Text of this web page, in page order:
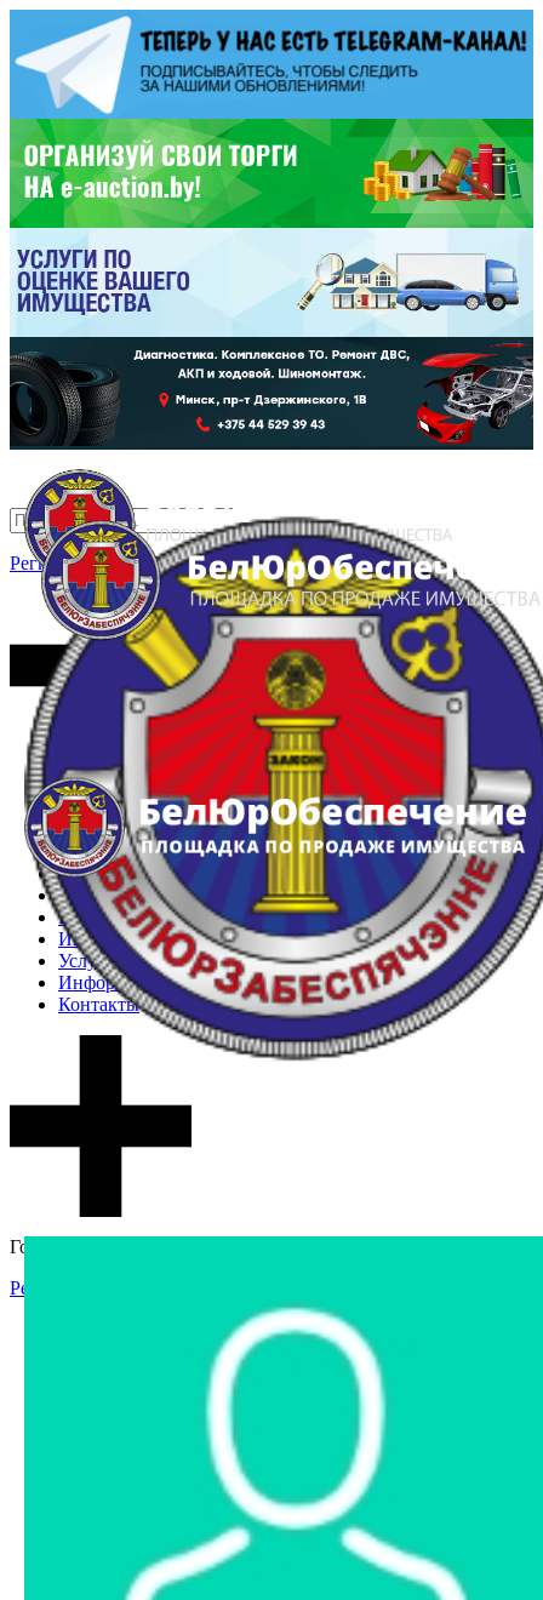
Регистрация Вход
Главная
Арестованное имущество
Реестр несостоявшихся торгов
Реестр переоценок
Частное имущество
Государственное имущество
Интернет-магазин
Интернет-витрина
Услуги
Информация
Контакты
Гостевой доступ
Регистрация
Интернет-магазин
Интернет-витрина
Арестованное имущество
Реестр несостоявшихся торгов
Реестр переоценок
Государственное имущество